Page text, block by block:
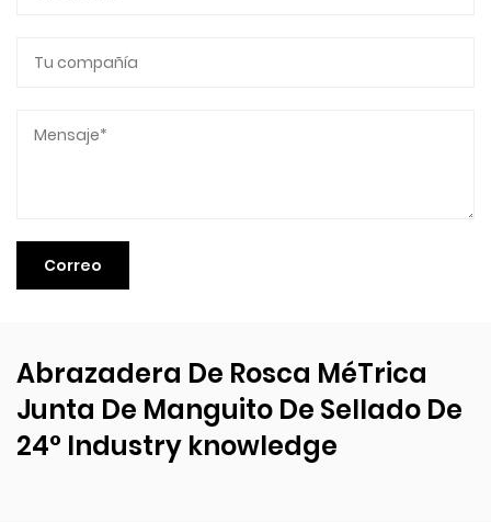
Abrazadera De Rosca MéTrica
Junta De Manguito De Sellado De
24° Industry knowledge